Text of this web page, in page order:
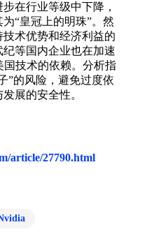
在行业等级中下降，
“皇冠上的明珠”。然
术优势和经济利益的
等国内企业也在加速
技术的依赖。分析指
”的风险，避免过度依
展的安全性。
article/27790.html